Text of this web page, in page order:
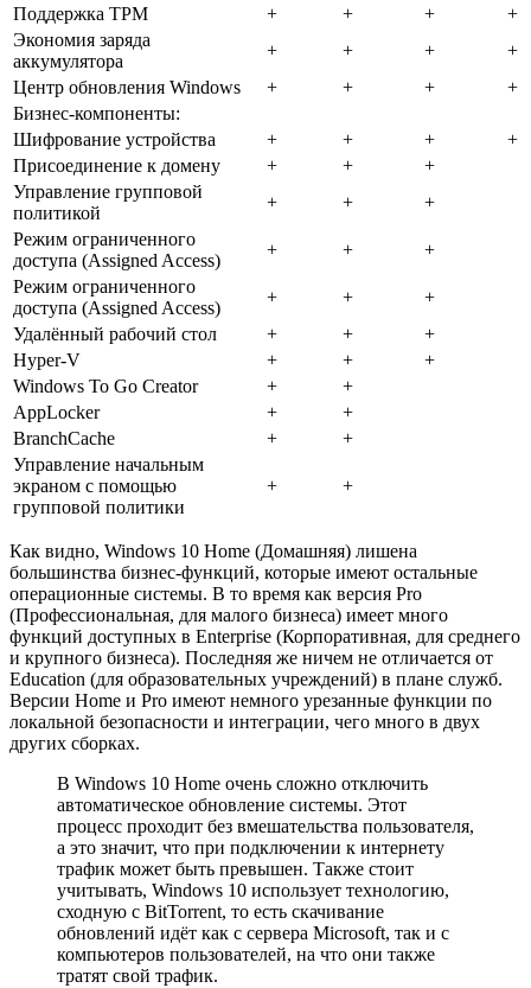
Поддержка TPM
+ + +
+
Экономия заряда
аккумулятора
+ + +
+
Центр обновления Windows
+ + +
+
Бизнес-компоненты:
Шифрование устройства
+ + +
+
Присоединение к домену
+ +
+
Управление групповой
политикой
+ +
+
Режим ограниченного
доступа (Assigned Access)
+ +
+
Режим ограниченного
доступа (Assigned Access)
+ +
+
Удалённый рабочий стол
+ +
+
Hyper-V
+ +
+
Windows To Go Creator
+
+
AppLocker
+
+
BranchCache
+
+
Управление начальным
экраном с помощью
групповой политики
+ +
Как видно, Windows 10 Home (Домашняя) лишена
большинства бизнес-функций, которые имеют остальные
операционные системы. В то время как версия Pro
(Профессиональная, для малого бизнеса) имеет много
функций доступных в Enterprise (Корпоративная, для среднего
и крупного бизнеса). Последняя же ничем не отличается от
Education (для образовательных учреждений) в плане служб.
Версии Home и Pro имеют немного урезанные функции по
локальной безопасности и интеграции, чего много в двух
других сборках.
В Windows 10 Home очень сложно отключить
автоматическое обновление системы. Этот
процесс проходит без вмешательства пользователя,
а это значит, что при подключении к интернету
трафик может быть превышен. Также стоит
учитывать, Windows 10 использует технологию,
сходную с BitTorrent, то есть скачивание
обновлений идёт как с сервера Microsoft, так и с
компьютеров пользователей, на что они также
тратят свой трафик.